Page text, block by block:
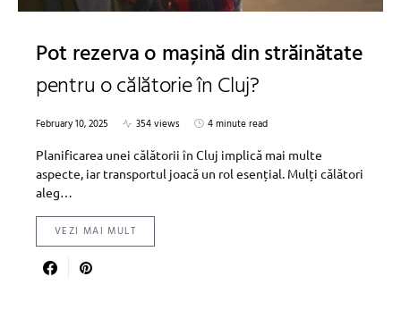
Pot rezerva o mașină din străinătate
pentru o călătorie în Cluj?
February 10, 2025 354 views
4 minute read
Planificarea unei călătorii în Cluj implică mai multe
aspecte, iar transportul joacă un rol esențial. Mulți călători
aleg…
VEZI MAI MULT